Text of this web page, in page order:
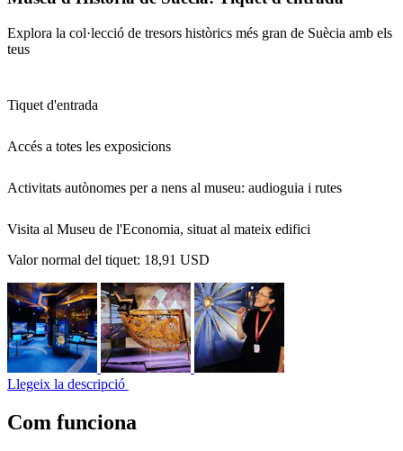
Explora la col·lecció de tresors històrics més gran de Suècia amb els
teus
Tiquet d'entrada
Accés a totes les exposicions
Activitats autònomes per a nens al museu: audioguia i rutes
Visita al Museu de l'Economia, situat al mateix edifici
Valor normal del tiquet: 18,91 USD
Llegeix la descripció
Com funciona